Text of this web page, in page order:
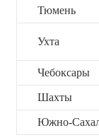
Тюмень
Ухта
Чебоксары
Шахты
Южно-